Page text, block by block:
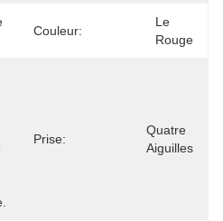
Couleur:
Le
Rouge
Prise:
Quatre
Aiguilles